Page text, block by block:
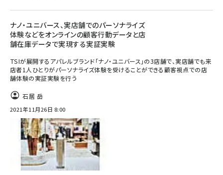
ナノ・ユニバース、実店舗でのパーソナライズ
体験などをオンラインの顧客行動データと店
舗在庫データで実現する実証実験
TSIが展開するアパレルブランド「ナノ・ユニバース」の3店舗で、実店舗でも来
店者1人ひとりがパーソナライズ体験を受けることができる顧客視点での店
舗体験の実証実験を行う
石居 岳
2021年11月26日 8:00